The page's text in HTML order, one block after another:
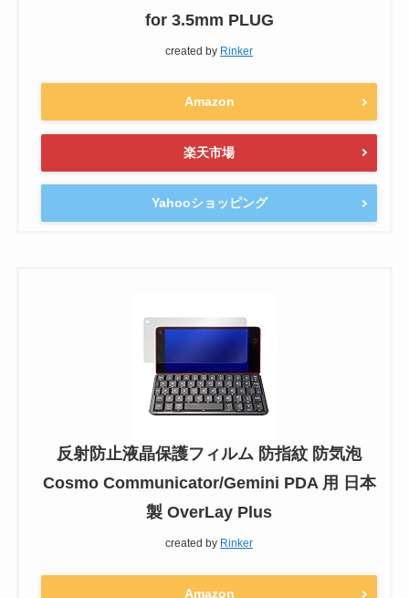
for 3.5mm PLUG
created by Rinker
Amazon
楽天市場
Yahooショッピング
反射防止液晶保護フィルム 防指紋 防気泡
Cosmo Communicator/Gemini PDA 用 日本
製 OverLay Plus
created by Rinker
Amazon